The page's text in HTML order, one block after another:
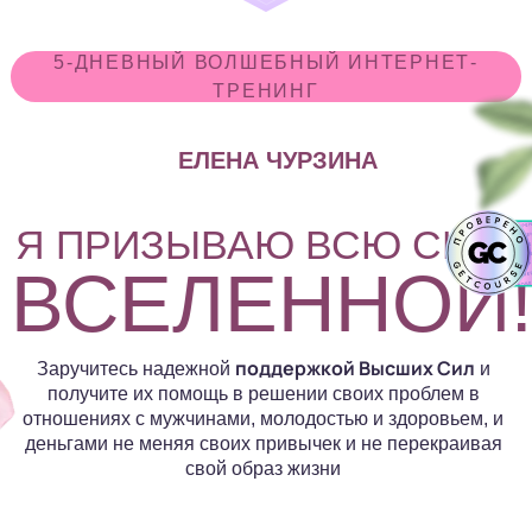
Я ПРИЗЫВАЮ ВСЮ СИЛУ
ВСЕЛЕННОЙ!
5-ДНЕВНЫЙ ВОЛШЕБНЫЙ ИНТЕРНЕТ-
ТРЕНИНГ
Заручитесь надежной поддержкой Высших Сил и
получите их помощь в решении своих проблем в
отношениях с мужчинами, молодостью и здоровьем, и
деньгами не меняя своих привычек и не перекраивая
свой образ жизни
ЕЛЕНА ЧУРЗИНА